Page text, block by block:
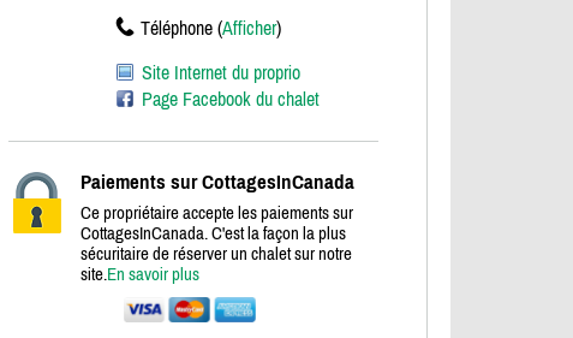
Téléphone (Afficher)
Site Internet du proprio
Page Facebook du chalet
Paiements sur CottagesInCanada
Ce propriétaire accepte les paiements sur
CottagesInCanada. C'est la façon la plus
sécuritaire de réserver un chalet sur notre
site.En savoir plus